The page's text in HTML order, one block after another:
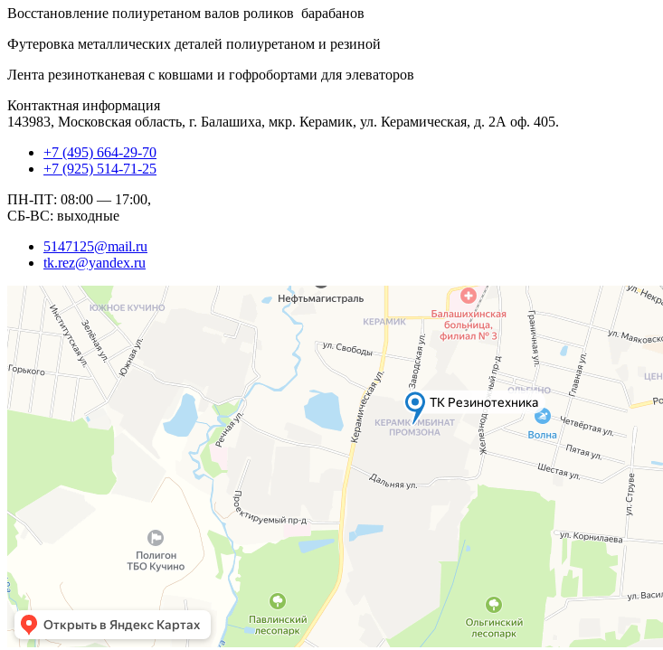
Восстановление полиуретаном валов роликов барабанов
Футеровка металлических деталей полиуретаном и резиной
Лента резинотканевая с ковшами и гофробортами для элеваторов
Контактная информация
143983, Московская область, г. Балашиха, мкр. Керамик, ул. Керамическая, д. 2А оф. 405.
+7 (495) 664-29-70
+7 (925) 514-71-25
ПН-ПТ: 08:00 — 17:00,
СБ-ВС: выходные
5147125@mail.ru
tk.rez@yandex.ru